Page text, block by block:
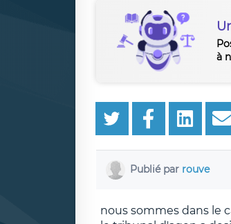
à
Publié par rouve
nous sommes dans le